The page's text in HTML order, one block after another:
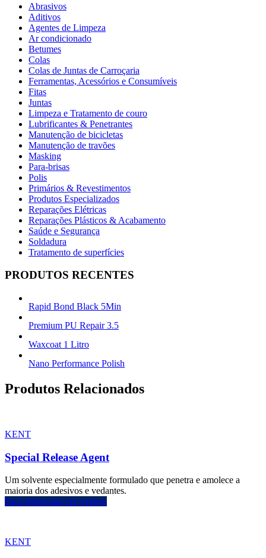
Abrasivos
Aditivos
Agentes de Limpeza
Ar condicionado
Betumes
Colas
Colas de Juntas de Carroçaria
Ferramentas, Acessórios e Consumíveis
Fitas
Juntas
Limpeza e Tratamento de couro
Lubrificantes & Penetrantes
Manutenção de bicicletas
Manutenção de travões
Masking
Para-brisas
Polis
Primários & Revestimentos
Produtos Especializados
Reparações Elétricas
Reparações Plásticos & Acabamento
Saúde e Segurança
Soldadura
Tratamento de superfícies
PRODUTOS RECENTES
Rapid Bond Black 5Min
Premium PU Repair 3.5
Waxcoat 1 Litro
Nano Performance Polish
Produtos Relacionados
KENT
Special Release Agent
Um solvente especialmente formulado que penetra e amolece a
maioria dos adesivos e vedantes.
Faça login para ver o preço
KENT